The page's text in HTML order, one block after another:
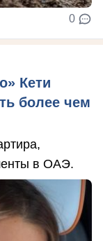
0
Кети
более чем
в ОАЭ.